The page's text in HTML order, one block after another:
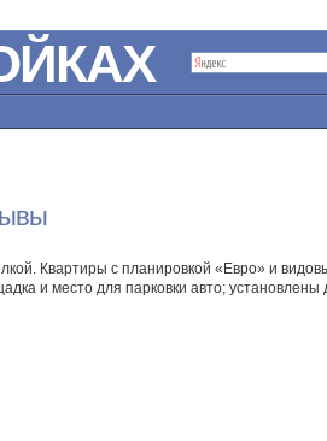
Квартиры с планировкой «Евро» и
и место для парковки авто;